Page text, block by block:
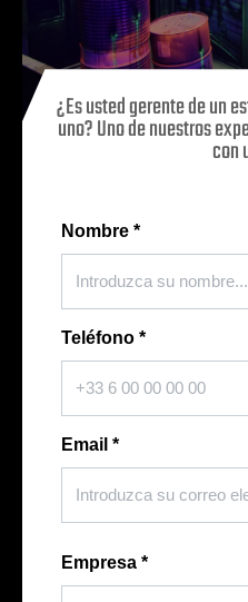
¿Es usted gerente de un
uno? Uno de nuestros
con
Nombre *
Teléfono *
Email *
Empresa *